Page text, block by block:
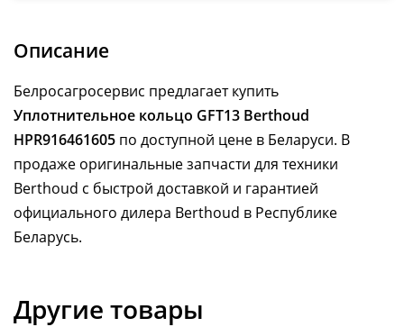
Описание
Белросагросервис предлагает купить
Уплотнительное кольцо GFT13 Berthoud
HPR916461605 по доступной цене в Беларуси. В
продаже оригинальные запчасти для техники
Berthoud с быстрой доставкой и гарантией
официального дилера Berthoud в Республике
Беларусь.
Другие товары